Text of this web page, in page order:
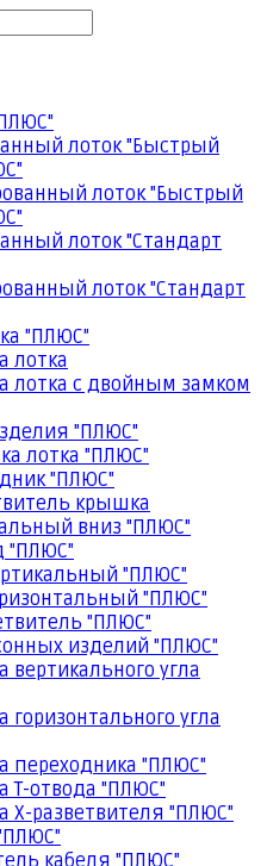
лоток "Быстрый
лоток "Быстрый
лоток "Стандарт
лоток "Стандарт
"ПЛЮС"
лотка
лотка с двойным замком
"ПЛЮС"
лотка "ПЛЮС"
"ПЛЮС"
крышка
вниз "ПЛЮС"
"ПЛЮС"
"ПЛЮС"
"ПЛЮС"
"ПЛЮС"
изделий "ПЛЮС"
вертикального угла
горизонтального угла
переходника "ПЛЮС"
Т-отвода "ПЛЮС"
Х-разветвителя "ПЛЮС"
кабеля "ПЛЮС"